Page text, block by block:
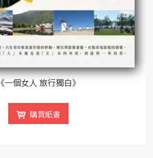
《一個女人 旅行獨白》
購買紙書